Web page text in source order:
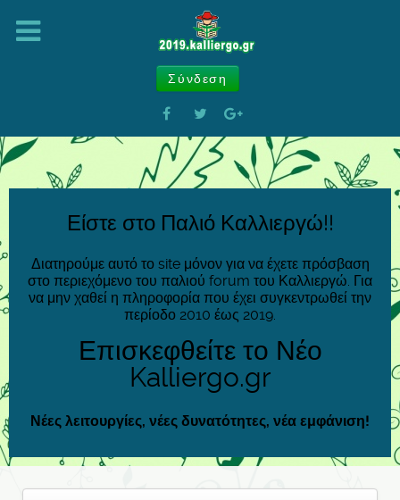
Σύνδεση
Είστε στο Παλιό Καλλιεργώ!!
Διατηρούμε αυτό το site μόνον για να έχετε πρόσβαση
στο περιεχόμενο του παλιού forum του Καλλιεργώ. Για
να μην χαθεί η πληροφορία που έχει συγκεντρωθεί την
περίοδο 2010 έως 2019.
Επισκεφθείτε το Νέο
Kalliergo.gr
Νέες λειτουργίες, νέες δυνατότητες, νέα εμφάνιση!